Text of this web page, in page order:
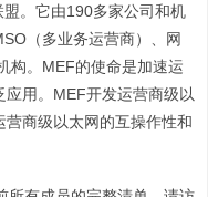
。它由190多家公司和机
（多业务运营商）、网
构。MEF的使命是加速运
用。MEF开发运营商级以
商级以太网的互操作性和